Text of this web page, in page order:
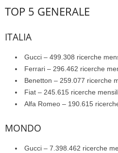
TOP 5 GENERALE
ITALIA
Gucci – 499.308 ricerche
Ferrari – 296.462 ricerche
Benetton – 259.077 ricerche
Fiat – 245.615 ricerche
Alfa Romeo – 190.615
MONDO
Gucci – 7.398.462 ricerche